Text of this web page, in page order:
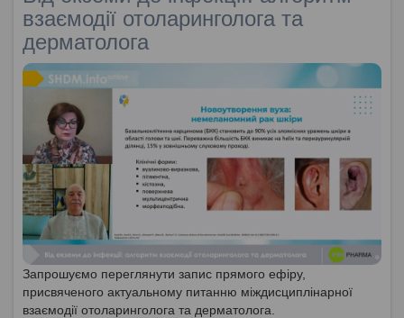
взаємодії отоларинголога та
дерматолога
Запрошуємо переглянути запис прямого ефіру,
присвяченого актуальному питанню міждисциплінарної
взаємодії отоларинголога та дерматолога.